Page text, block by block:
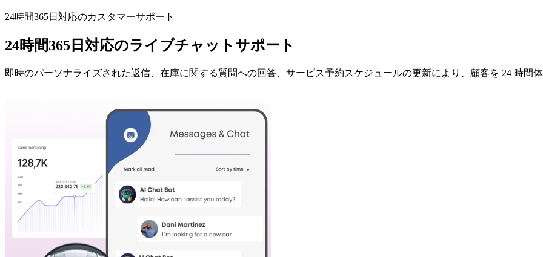
24時間365日対応のカスタマーサポート
24時間365日対応のライブチャットサポート
即時のパーソナライズされた返信、在庫に関する質問への回答、サービス予約スケジュールの更新により、顧客を 24 時間体